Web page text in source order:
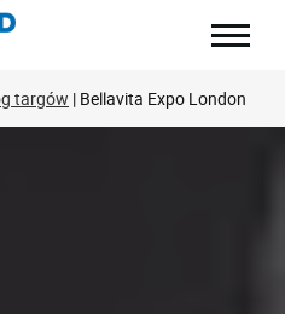
targów Bellavita Expo London